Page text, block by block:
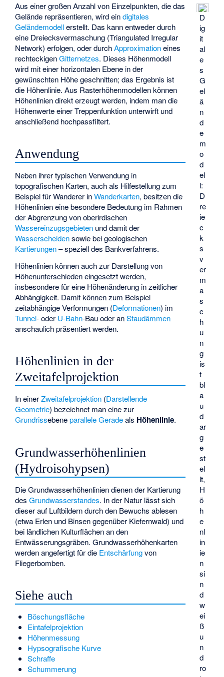
D
ig
it
al
e
s
G
el
ä
n
d
e
m
o
d
el
l:
D
re
ie
c
k
s
v
er
m
a
s
c
h
u
n
g
is
t
bl
a
u
d
ar
g
e
st
el
lt,
H
ö
h
e
nl
in
ie
n
si
n
d
w
ei
ß
u
n
d
ro
Aus einer großen Anzahl von Einzelpunkten, die das
Gelände repräsentieren, wird eindigitales
Geländemodellerstellt. Das kann entweder durch
eine Dreiecksvermaschung (Triangulated Irregular
Network) erfolgen, oder durchApproximationeines
rechteckigenGitternetzes. Dieses Höhenmodell
wird mit einer horizontalen Ebene in der
gewünschten Höhe geschnitten; das Ergebnis ist
die Höhenlinie. Aus Rasterhöhenmodellen können
Höhenlinien direkt erzeugt werden, indem man die
Höhenwerte einer Treppenfunktion unterwirft und
anschließend hochpassfiltert.
Anwendung
Neben ihrer typischen Verwendung in
topografischen Karten, auch als Hilfestellung zum
Beispiel für Wanderer inWanderkarten, besitzen die
Höhenlinien eine besondere Bedeutung im Rahmen
der Abgrenzung von oberirdischen
Wassereinzugsgebieten und damit der
Wasserscheidensowie bei geologischen
Kartierungen– speziell des Bankverfahrens.
Höhenlinien können auch zur Darstellung von
Höhenunterschieden eingesetzt werden,
insbesondere für eine Höhenänderung in zeitlicher
Abhängigkeit. Damit können zum Beispiel
zeitabhängige Verformungen (Deformationen) im
Tunnel- oder U-Bahn-Bau oder anStaudämmen
anschaulich präsentiert werden.
Höhenlinien in der
Zweitafelprojektion
In einerZweitafelprojektion (Darstellende
Geometrie) bezeichnet man eine zur
Grundrissebeneparallele Geradeals Höhenlinie.
Grundwasserhöhenlinien
(Hydroisohypsen)
Die Grundwasserhöhenlinien dienen der Kartierung
desGrundwasserstandes. In der Natur lässt sich
dieser auf Luftbildern durch den Bewuchs ablesen
(etwa Erlen und Binsen gegenüber Kiefernwald) und
bei ländlichen Kulturflächen an den
Entwässerungsgräben. Grundwasserhöhenkarten
werden angefertigt für die Entschärfungvon
Fliegerbomben.
Siehe auch
Böschungsfläche
Eintafelprojektion
Höhenmessung
Hypsografische Kurve
Schraffe
Schummerung